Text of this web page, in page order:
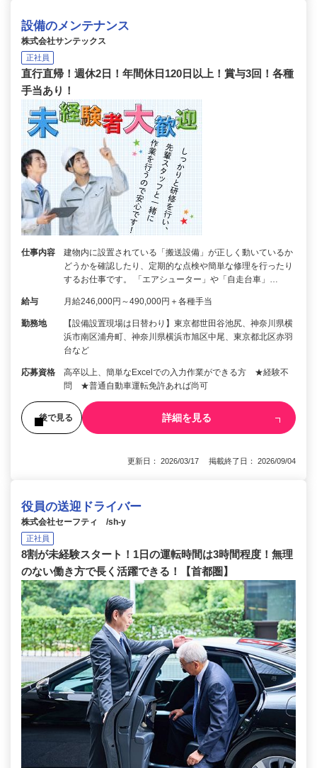
設備のメンテナンス
株式会社サンテックス
正社員
直行直帰！週休2日！年間休日120日以上！賞与3回！各種
手当あり！
仕事内容
建物内に設置されている「搬送設備」が正しく動いているか
どうかを確認したり、定期的な点検や簡単な修理を行ったり
するお仕事です。 「エアシューター」や「自走台車」…
給与 月給246,000円～490,000円＋各種手当
勤務地
【設備設置現場は日替わり】東京都世田谷池尻、神奈川県横
浜市南区浦舟町、神奈川県横浜市旭区中尾、東京都北区赤羽
台など
応募資格
高卒以上、簡単なExcelでの入力作業ができる方 ★経験不
問 ★普通自動車運転免許あれば尚可
後で見る 詳細を見る
更新日： 2026/03/17 掲載終了日： 2026/09/04
役員の送迎ドライバー
株式会社セーフティ /sh-y
正社員
8割が未経験スタート！1日の運転時間は3時間程度！無理
のない働き方で長く活躍できる！【首都圏】